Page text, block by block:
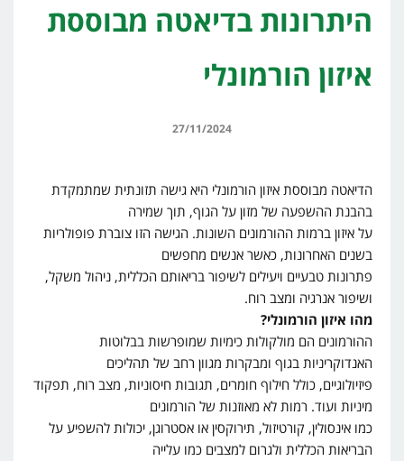
היתרונות בדיאטה מבוססת
איזון הורמונלי
27/11/2024
הדיאטה מבוססת איזון הורמונלי היא גישה תזונתית שמתמקדת
בהבנת ההשפעה של מזון על הגוף, תוך שמירה
על איזון ברמות ההורמונים השונות. הגישה הזו צוברת פופולריות
בשנים האחרונות, כאשר אנשים מחפשים
פתרונות טבעיים ויעילים לשיפור בריאותם הכללית, ניהול משקל,
ושיפור אנרגיה ומצב רוח.
מהו איזון הורמונלי?
ההורמונים הם מולקולות כימיות שמופרשות בבלוטות
האנדוקריניות בגוף ומבקרות מגוון רחב של תהליכים
פיזיולוגיים, כולל חילוף חומרים, תגובות חיסוניות, מצב רוח, תפקוד
מיניות ועוד. רמות לא מאוזנות של הורמונים
כמו אינסולין, קורטיזול, תירוקסין או אסטרוגן, יכולות להשפיע על
הבריאות הכללית ולגרום למצבים כמו עלייה